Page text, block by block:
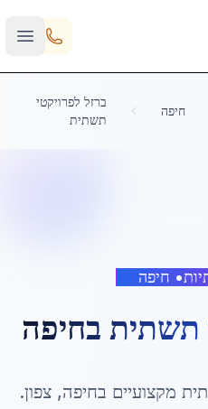
חיפה
ברזל לפרויקטי
תשתית
• חיפה
תשתית בחיפה
מקצועיים בחיפה, צפון.